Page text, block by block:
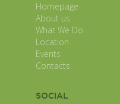
Homepage
About us
What We Do
Location
Events
Contacts
SOCIAL